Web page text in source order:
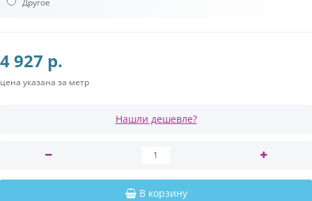
Другое
4 927 р.
цена указана за метр
Нашли дешевле?
В корзину